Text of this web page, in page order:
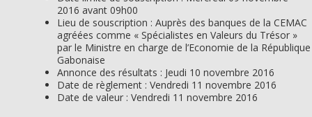
2016 avant 09h00
Lieu de souscription : Auprès des banques de la CEMAC
agréées comme « Spécialistes en Valeurs du Trésor »
par le Ministre en charge de l’Economie de la République
Gabonaise
Annonce des résultats : Jeudi 10 novembre 2016
Date de règlement : Vendredi 11 novembre 2016
Date de valeur : Vendredi 11 novembre 2016